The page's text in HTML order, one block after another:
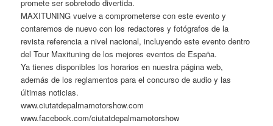
promete ser sobretodo divertida.
MAXITUNING vuelve a comprometerse con este evento y
contaremos de nuevo con los redactores y fotógrafos de la
revista referencia a nivel nacional, incluyendo este evento dentro
del Tour Maxituning de los mejores eventos de España.
Ya tienes disponibles los horarios en nuestra página web,
además de los reglamentos para el concurso de audio y las
últimas noticias.
www.ciutatdepalmamotorshow.com
www.facebook.com/ciutatdepalmamotorshow